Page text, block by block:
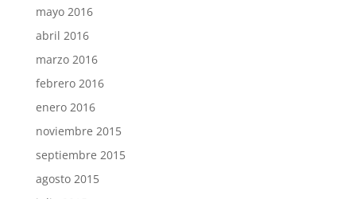
mayo 2016
abril 2016
marzo 2016
febrero 2016
enero 2016
noviembre 2015
septiembre 2015
agosto 2015